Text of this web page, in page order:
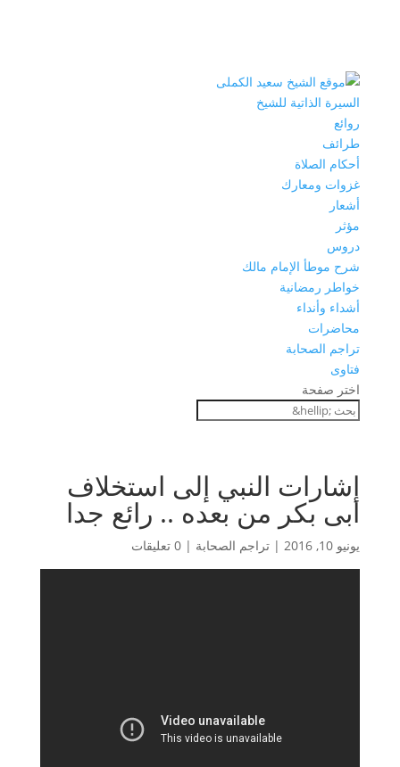
السيرة الذاتية للشيخ
روائع
طرائف
أحكام الصلاة
غزوات ومعارك
أشعار
مؤثر
دروس
شرح موطأ الإمام مالك
خواطر رمضانية
أشداء وأنداء
محاضرات
تراجم الصحابة
فتاوى
اختر صفحة
إشارات النبي إلى استخلاف
ابى بكر من بعده .. رائع جدا
يونيو 10, 2016 | تراجم الصحابة | 0 تعليقات